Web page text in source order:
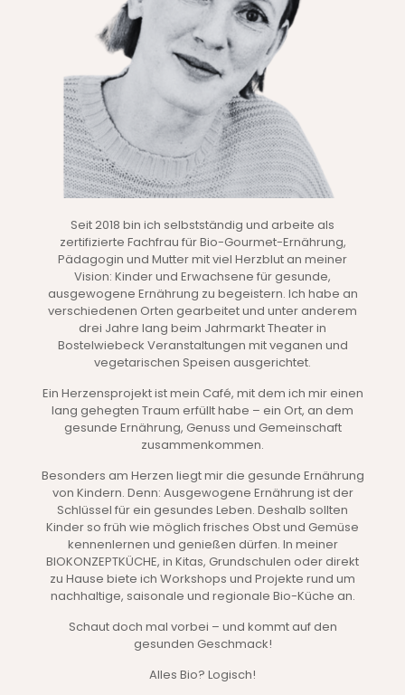
Seit 2018 bin ich selbstständig und arbeite als
zertifizierte Fachfrau für Bio-Gourmet-Ernährung,
Pädagogin und Mutter mit viel Herzblut an meiner
Vision: Kinder und Erwachsene für gesunde,
ausgewogene Ernährung zu begeistern. Ich habe an
verschiedenen Orten gearbeitet und unter anderem
drei Jahre lang beim Jahrmarkt Theater in
Bostelwiebeck Veranstaltungen mit veganen und
vegetarischen Speisen ausgerichtet.
Ein Herzensprojekt ist mein Café, mit dem ich mir einen
lang gehegten Traum erfüllt habe – ein Ort, an dem
gesunde Ernährung, Genuss und Gemeinschaft
zusammenkommen.
Besonders am Herzen liegt mir die gesunde Ernährung
von Kindern. Denn: Ausgewogene Ernährung ist der
Schlüssel für ein gesundes Leben. Deshalb sollten
Kinder so früh wie möglich frisches Obst und Gemüse
kennenlernen und genießen dürfen. In meiner
BIOKONZEPTKÜCHE, in Kitas, Grundschulen oder direkt
zu Hause biete ich Workshops und Projekte rund um
nachhaltige, saisonale und regionale Bio-Küche an.
Schaut doch mal vorbei – und kommt auf den
gesunden Geschmack!
Alles Bio? Logisch!